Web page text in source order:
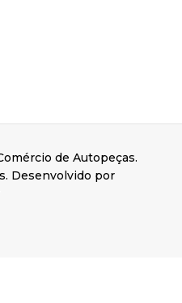
de Autopeças.
Desenvolvido por